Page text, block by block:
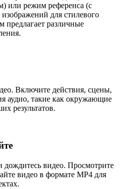
или режим референса (с
для стилевого
различные
Включите действия, сцены,
аудио, такие как окружающие
результатов.
видео. Просмотрите
видео в формате MP4 для